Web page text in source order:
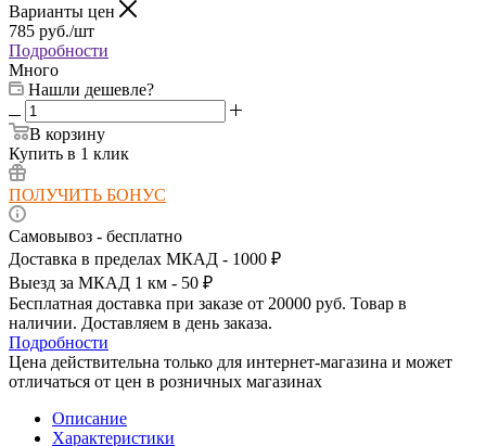
Варианты цен
785 руб./шт
Подробности
Много
Нашли дешевле?
В корзину
Купить в 1 клик
ПОЛУЧИТЬ БОНУС
Самовывоз - бесплатно
Доставка в пределах МКАД - 1000 ₽
Выезд за МКАД 1 км - 50 ₽
Бесплатная доставка при заказе от 20000 руб. Товар в
наличии. Доставляем в день заказа.
Подробности
Цена действительна только для интернет-магазина и может
отличаться от цен в розничных магазинах
Описание
Характеристики